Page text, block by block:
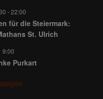
-22:00
für die Steiermark:
St. Ulrich
9:00
Purkart